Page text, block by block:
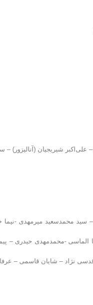
علی‌اکبر شیریجیان (آنالیزور)
محمدسعید میرمهدی -
الماسی -محمدمهدی حیدری –
نژاد – شایان قاسمی –